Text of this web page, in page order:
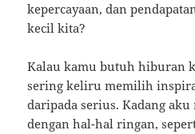
kepercayaan, dan
kecil kita?
Kalau kamu butuh hiburan
sering keliru memilih
daripada serius. Kadang
dengan hal-hal ringan,